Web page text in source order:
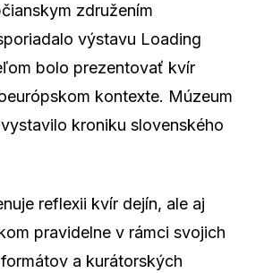
združením
výstavu Loading
bolo prezentovať kvír
kontexte. Múzeum
kroniku slovenského
reflexii kvír dejín, ale aj
pravidelne v rámci svojich
a kurátorských